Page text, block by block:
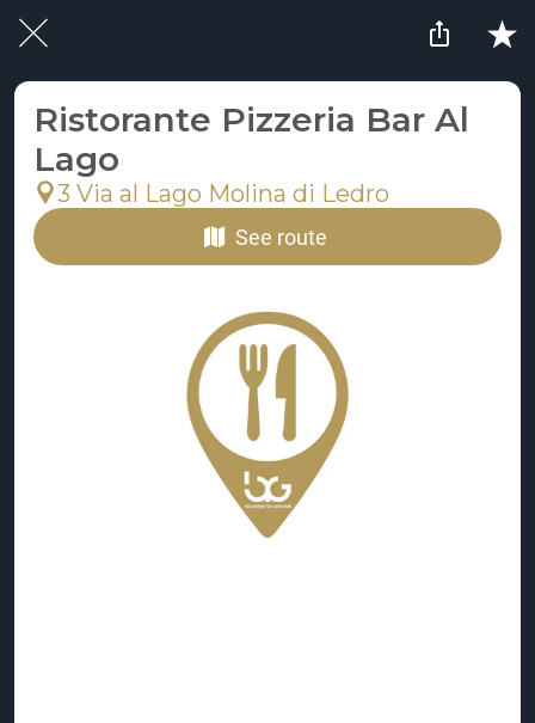
Ristorante Pizzeria Bar Al
Lago
3 Via al Lago Molina di Ledro
See route